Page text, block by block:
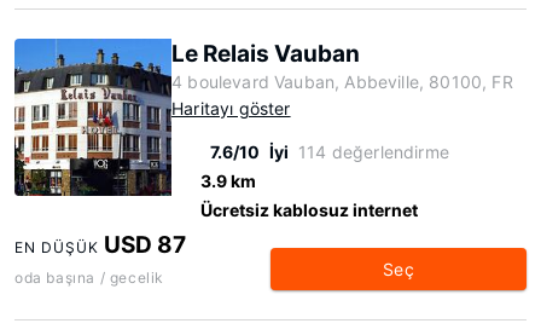
Le Relais Vauban
4 boulevard Vauban, Abbeville, 80100, FR
Haritayı göster
7.6/10 İyi 114 değerlendirme
3.9 km
Ücretsiz kablosuz internet
EN DÜŞÜK USD 87
oda başına / gecelik Seç